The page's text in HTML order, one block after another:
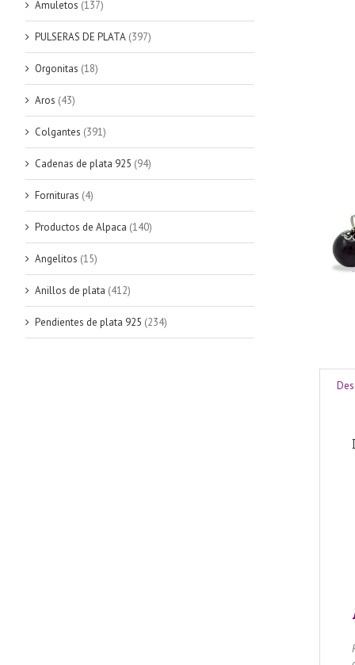
Amuletos (137)
PULSERAS DE PLATA (397)
Orgonitas (18)
Aros (43)
Colgantes (391)
Cadenas de plata 925 (94)
Fornituras (4)
Productos de Alpaca (140)
Angelitos (15)
Anillos de plata (412)
Pendientes de plata 925 (234)